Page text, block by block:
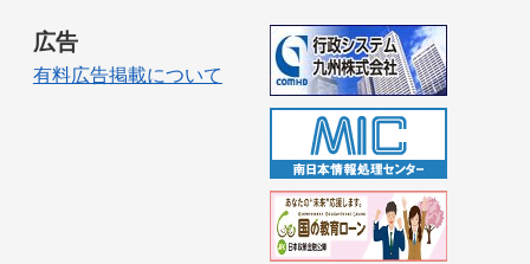
広告
有料広告掲載について